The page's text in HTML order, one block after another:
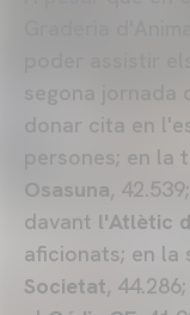
segona jornada
donar cita en
persones; en
Osasuna,
davant l'Atlètic
aficionats; en la
Societat,